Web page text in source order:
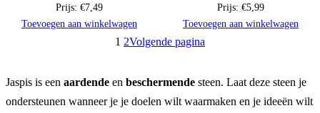
Prijs: €7,49
Toevoegen aan winkelwagen
Prijs: €5,99
Toevoegen aan winkelwagen
1 2Volgende pagina
Jaspis is een aardende en beschermende steen. Laat deze steen je
ondersteunen wanneer je je doelen wilt waarmaken en je ideeën wilt